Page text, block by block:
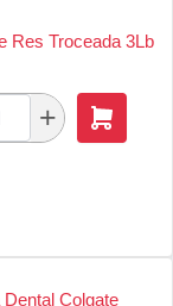
Res Troceada 3Lb